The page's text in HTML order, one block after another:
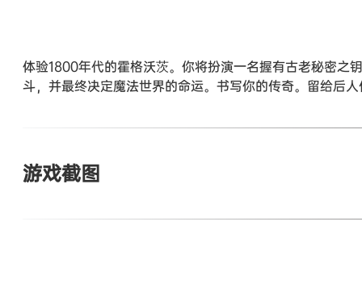
体验1800年代的霍格沃茨。你将扮演一名握有古老秘密之
斗，并最终决定魔法世界的命运。书写你的传奇。留给后
游戏截图